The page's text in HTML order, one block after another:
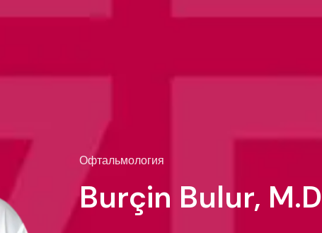
Офтальмология
Burçin Bulur, M.D